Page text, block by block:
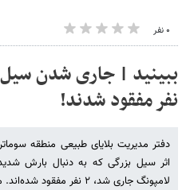
۰ نفر
نفر مفقود شدند!
دفتر مدیریت بلایای طبیعی منطقه
اثر سیل بزرگی که به دنبال بارش
لامپونگ جاری شد، ۲ نفر مفقود شده‌اند. منبع: ایرنا